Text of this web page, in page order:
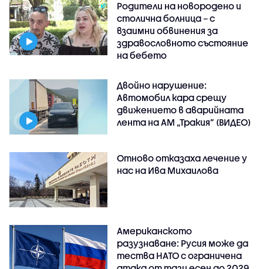
Родители на новородено и
столична болница – с
взаимни обвинения за
здравословното състояние
на бебето
Двойно нарушение:
Автомобил кара срещу
движението в аварийната
лента на АМ „Тракия” (ВИДЕО)
Отново отказаха лечение у
нас на Ива Михаилова
Американското
разузнаване: Русия може да
тества НАТО с ограничена